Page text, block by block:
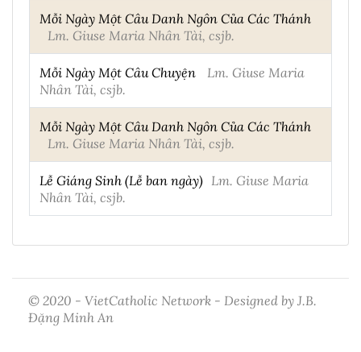
Mỗi Ngày Một Câu Danh Ngôn Của Các Thánh
Lm. Giuse Maria Nhân Tài, csjb.
Mỗi Ngày Một Câu Chuyện
Lm. Giuse Maria
Nhân Tài, csjb.
Mỗi Ngày Một Câu Danh Ngôn Của Các Thánh
Lm. Giuse Maria Nhân Tài, csjb.
Lễ Giáng Sinh (Lễ ban ngày) Lm. Giuse Maria
Nhân Tài, csjb.
© 2020 - VietCatholic Network - Designed by J.B.
Đặng Minh An